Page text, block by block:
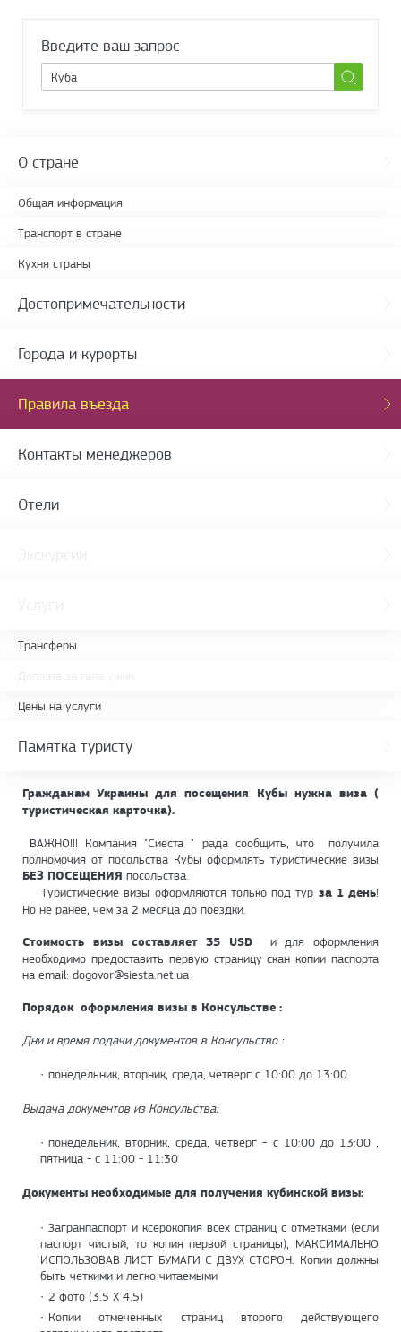
Введите ваш запрос
О стране
Общая информация
Транспорт в стране
Кухня страны
Достопримечательности
Города и курорты
Правила въезда
Контакты менеджеров
Отели
Трансферы
Цены на услуги
Памятка туристу
Гражданам Украины для посещения Кубы нужна виза (
туристическая карточка).
ВАЖНО!!! Компания "Сиеста " рада сообщить, что получила
полномочия от посольства Кубы оформлять туристические визы
БЕЗ ПОСЕЩЕНИЯ посольства.
Туристические визы оформляются только под тур за 1 день!
Но не ранее, чем за 2 месяца до поездки.
Стоимость визы составляет 35 USD и для оформления
необходимо предоставить первую страницу скан копии паспорта
на email: dogovor@siesta.net.ua
Порядок оформления визы в Консульстве :
Дни и время подачи документов в Консульство :
понедельник, вторник, среда, четверг с 10:00 до 13:00
Выдача документов из Консульства:
понедельник, вторник, среда, четверг - с 10:00 до 13:00 ,
пятница - с 11:00 - 11:30
Документы необходимые для получения кубинской визы:
Загранпаспорт и ксерокопия всех страниц с отметками (если
паспорт чистый, то копия первой страницы), МАКСИМАЛЬНО
ИСПОЛЬЗОВАВ ЛИСТ БУМАГИ С ДВУХ СТОРОН. Копии должны
быть четкими и легко читаемыми
2 фото (3.5 Х 4.5)
Копии отмеченных страниц второго действующего